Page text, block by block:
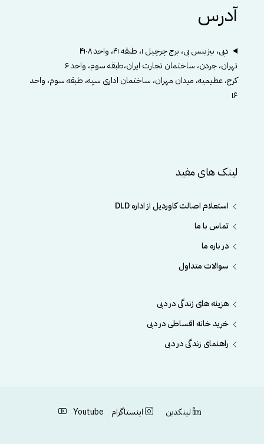
آدرس
دبی، بیزینس بی، برج چرچیل ۱، طبقه ۴۱، واحد ۴۱۰۸
تهران، جردن، ساختمان تجارت ایران،طبقه سوم، واحد ۶
کرج، عظیمیه، میدان مهران، ساختمان اداری سپه، طبقه سوم، واحد
۱۶
لینک های مفید
استعلام اصالت کاوردیل از اداره DLD
تماس با ما
در باره ما
سوالات متداول
هزینه های زندگی در دبی
خرید خانه اقساطی در دبی
راهنمای زندگی در دبی
لینکدین اینستاگرام Youtube